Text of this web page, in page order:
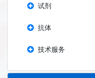
试剂
抗体
技术服务